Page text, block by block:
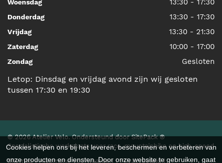
Woensdag 13:30 - 17:30
Donderdag 13:30 - 17:30
Vrijdag 13:30 - 21:30
Zaterdag 10:00 - 17:00
Zondag Gesloten
Letop: Dinsdag en vrijdag avond zijn wij gesloten
tussen 17:30 en 19:30
© 2026 Atelier Velo. Ondersteund doorSitePack ®
Specialistische werkplaats voor race, mountainbike en high-speed
Sitemap
Algemene voorwaarden Privacybeleid
Cookies helpen ons bij het leveren, beschermen en verbeteren van
onze producten en diensten. Door onze website te gebruiken, gaat